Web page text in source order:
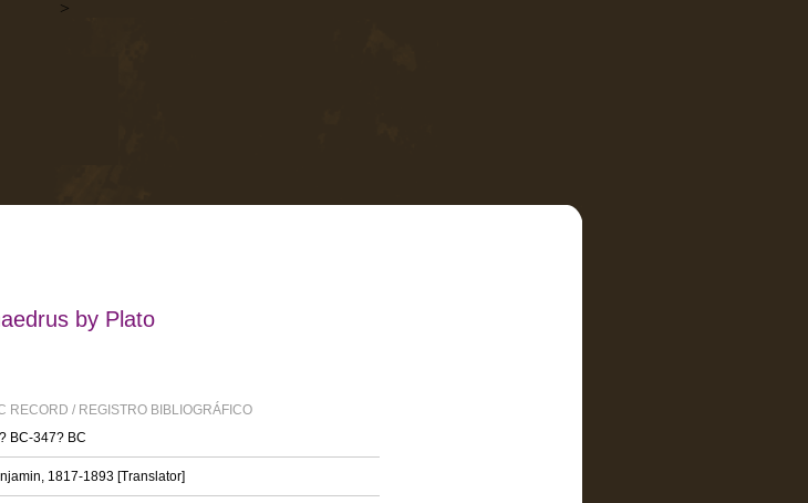
>
by Plato
RECORD / REGISTRO BIBLIOGRÁFICO
BC-347? BC
1817-1893 [Translator]